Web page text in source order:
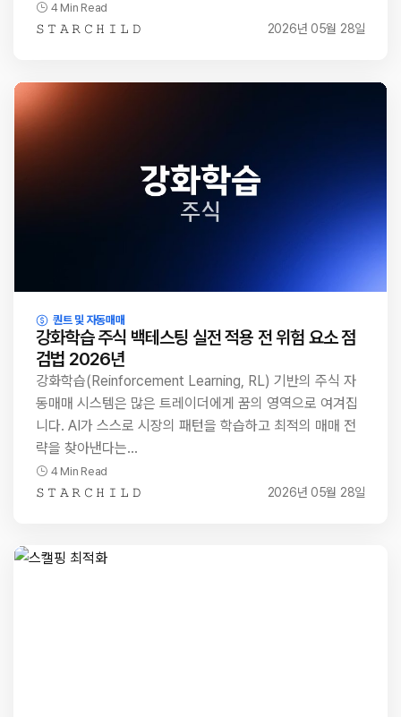
4 Min Read
𝚂 𝚃 𝙰 𝚁 𝙲 𝙷 𝙸 𝙻 𝙳 2026년 05월 28일
퀀트 및 자동매매
강화학습 주식 백테스팅 실전 적용 전 위험 요소 점
검법 2026년
강화학습(Reinforcement Learning, RL) 기반의 주식 자
동매매 시스템은 많은 트레이더에게 꿈의 영역으로 여겨집
니다. AI가 스스로 시장의 패턴을 학습하고 최적의 매매 전
략을 찾아낸다는…
4 Min Read
𝚂 𝚃 𝙰 𝚁 𝙲 𝙷 𝙸 𝙻 𝙳 2026년 05월 28일